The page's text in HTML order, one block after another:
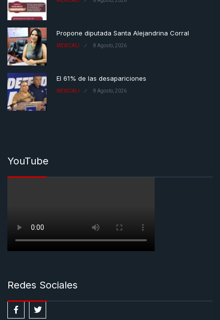
Propone diputada Santa Alejandrina Corral
MEXICALI 8 Agosto, 2026
El 61% de las desapariciones
MEXICALI 8 Agosto, 2026
YouTube
Redes Sociales